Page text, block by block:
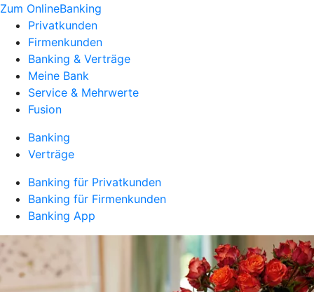
Zum OnlineBanking
Privatkunden
Firmenkunden
Banking & Verträge
Meine Bank
Service & Mehrwerte
Fusion
Banking
Verträge
Banking für Privatkunden
Banking für Firmenkunden
Banking App